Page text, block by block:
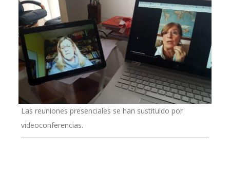
Las reuniones presenciales se han sustituido por
videoconferencias.